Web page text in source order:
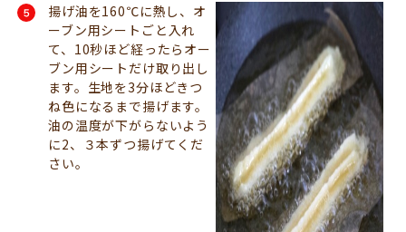
揚げ油を160℃に熱し、オ
ーブン用シートごと入れ
て、10秒ほど経ったらオー
ブン用シートだけ取り出し
ます。生地を3分ほどきつ
ね色になるまで揚げます。
油の温度が下がらないよう
に2、３本ずつ揚げてくだ
さい。